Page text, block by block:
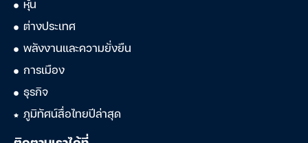
หุ้น
ต่างประเทศ
พลังงานและความยั่งยืน
การเมือง
ธุรกิจ
ภูมิทัศน์สื่อไทยปีล่าสุด